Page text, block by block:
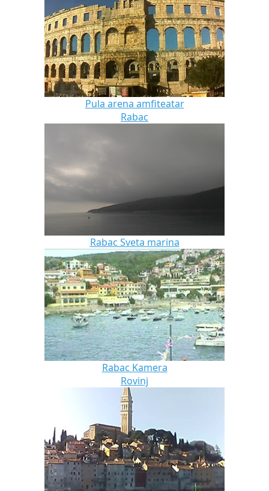
Pula arena amfiteatar
Rabac
Rabac Sveta marina
Rabac Kamera
Rovinj